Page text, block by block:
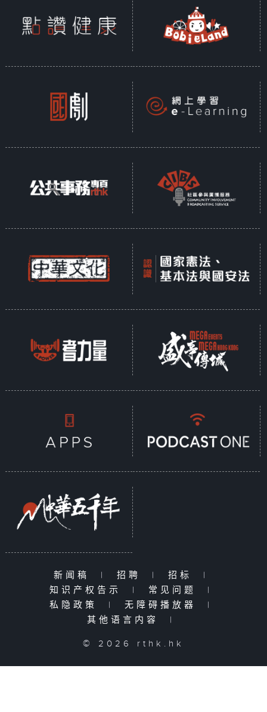
新闻稿 | 招聘 | 招标
|
知识产权告示
| 常见问题
|
私隐政策
| 无障碍播放器
|
其他语言内容
|
© 2026 rthk.hk